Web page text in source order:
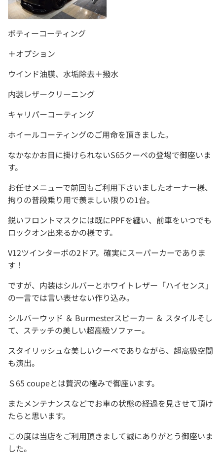
ボティーコーティング
＋オプション
ウインド油膜、水垢除去＋撥水
内装レザークリーニング
キャリパーコーティング
ホイールコーティングのご用命を頂きました。
なかなかお目に掛けられないS65クーペの登場で御座いま
す。
お任せメニューで前回もご利用下さいましたオーナー様、
拘りの普段乗り用で羨ましい限りの1台。
鋭いフロントマスクには既にPPFを纏い、前車をいつでも
ロックオン出来るかの様です。
V12ツインターボの2ドア。確実にスーパーカーでありま
す！
ですが、内装はシルバーとホワイトレザー「ハイセンス」
の一言では言い表せない作り込み。
シルバーウッド ＆ Burmesterスピーカー ＆ スタイルそし
て、ステッチの美しい超高級ソファー。
スタイリッシュな美しいクーペでありながら、超高級空間
も演出。
Ｓ65 coupeとは贅沢の極みで御座います。
またメンテナンスなどでお車の状態の経過を見させて頂け
たらと思います。
この度は当店をご利用頂きまして誠にありがとう御座いま
した。